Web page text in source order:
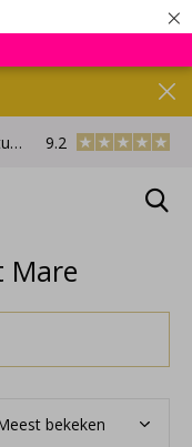
×
Gratis
9.2
Mare